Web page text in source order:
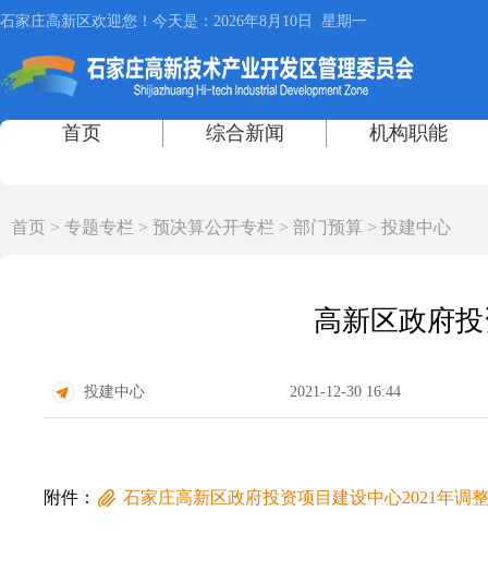
首页 > 专题专栏 > 预决算公开专栏 > 部门预算 > 投建中心
高新区政府
投建中心 2021-12-30 16:44
附件： 石家庄高新区政府投资项目建设中心2021年调